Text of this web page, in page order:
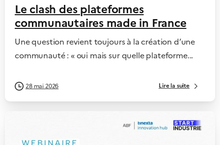
Le clash des plateformes
communautaires made in France
​Une question revient toujours à la création d’une
communauté : « oui mais sur quelle plateforme...
28 mai 2026 Lire la suite